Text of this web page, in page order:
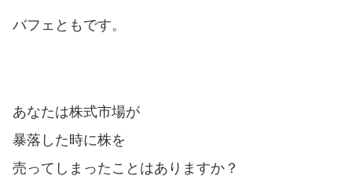
バフェともです。
あなたは株式市場が
暴落した時に株を
売ってしまったことはありますか？